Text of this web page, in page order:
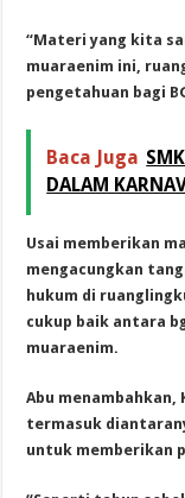
“Materi yang kita
muaraenim ini,
pengetahuan bagi
Baca Juga
DALAM
Usai memberikan
mengacungkan
hukum di
cukup baik antara
muaraenim.
Abu menambahkan,
termasuk
untuk memberikan